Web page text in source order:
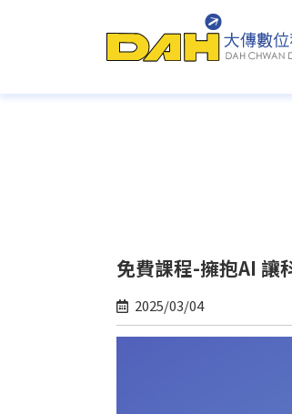
免費課程-擁抱AI 讓
2025/03/04